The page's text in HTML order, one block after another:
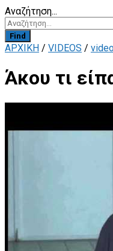
Αναζήτηση...
Find
ΑΡΧΙΚΗ / VIDEOS /
Άκου τι